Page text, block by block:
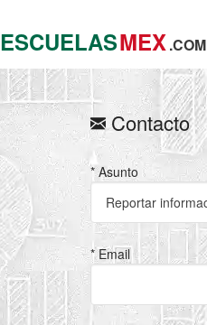
ESCUELASMEX.COM
Contacto
* Asunto
* Email